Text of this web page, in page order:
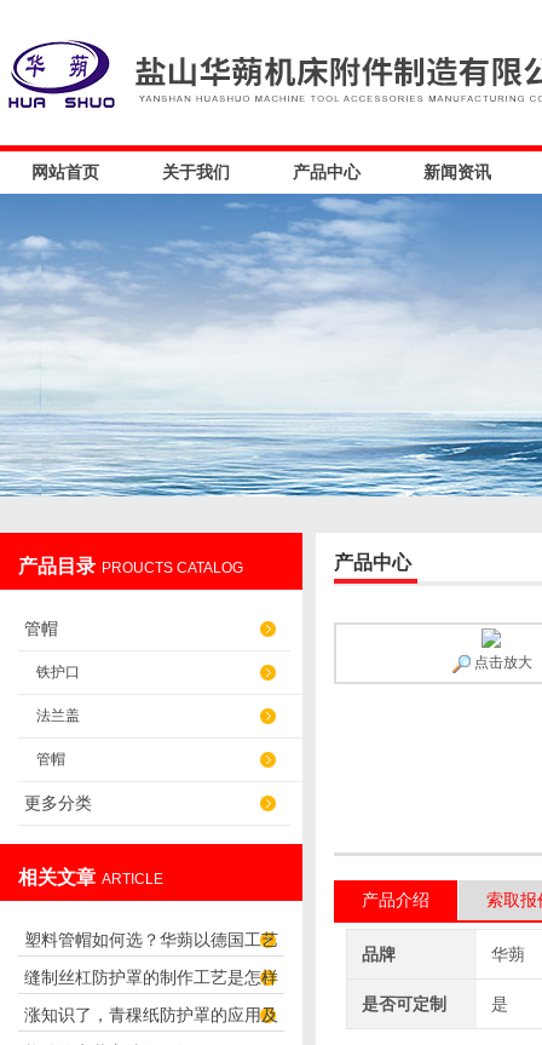
网站首页 关于我们 产品中心 新闻资讯
产品目录 PROUCTS CATALOG
管帽
铁护口
法兰盖
管帽
更多分类
相关文章 ARTICLE
塑料管帽如何选？华蒴以德国工艺
打造管道“精密封口”
缝制丝杠防护罩的制作工艺是怎样
的？
涨知识了，青稞纸防护罩的应用及
产品中心
点击放大
产品介绍 索取报
品牌 华蒴
是否可定制 是